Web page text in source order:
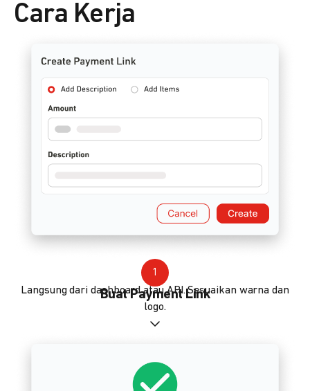
Cara Kerja
1
Buat Payment Link
Langsung dari dashboard atau API. Sesuaikan warna dan
logo.